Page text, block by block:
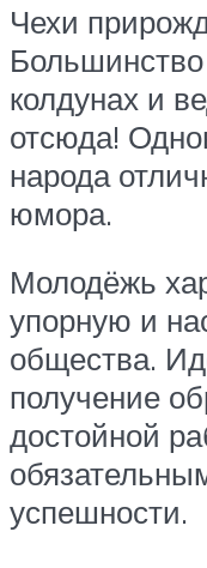
Чехи
Большинство
колдунах и
отсюда!
народа
юмора.
Молодёжь
упорную и
общества.
получение
достойной
успешности.